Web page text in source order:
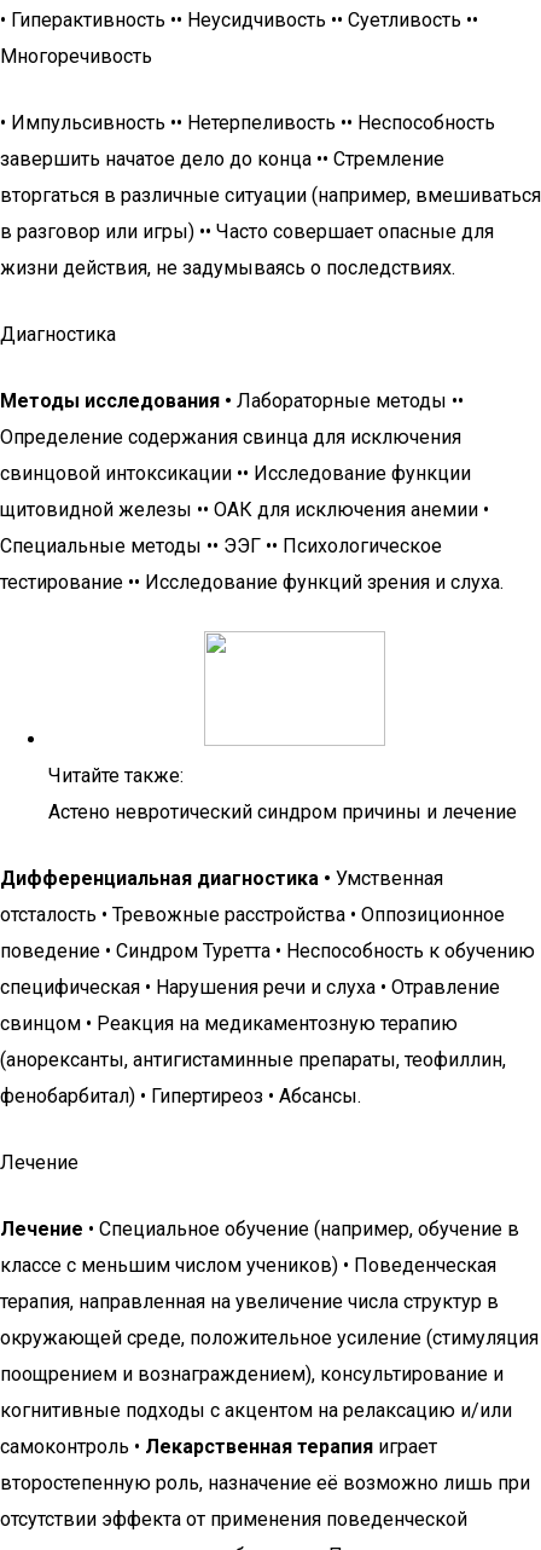
• Гиперактивность •• Неусидчивость •• Суетливость ••
Многоречивость
• Импульсивность •• Нетерпеливость •• Неспособность
завершить начатое дело до конца •• Стремление
вторгаться в различные ситуации (например, вмешиваться
в разговор или игры) •• Часто совершает опасные для
жизни действия, не задумываясь о последствиях.
Диагностика
Методы исследования • Лабораторные методы ••
Определение содержания свинца для исключения
свинцовой интоксикации •• Исследование функции
щитовидной железы •• ОАК для исключения анемии •
Специальные методы •• ЭЭГ •• Психологическое
тестирование •• Исследование функций зрения и слуха.
Читайте также:
Астено невротический синдром причины и лечение
Дифференциальная диагностика • Умственная
отсталость • Тревожные расстройства • Оппозиционное
поведение • Синдром Туретта • Неспособность к обучению
специфическая • Нарушения речи и слуха • Отравление
свинцом • Реакция на медикаментозную терапию
(анорексанты, антигистаминные препараты, теофиллин,
фенобарбитал) • Гипертиреоз • Абсансы.
Лечение
Лечение • Специальное обучение (например, обучение в
классе с меньшим числом учеников) • Поведенческая
терапия, направленная на увеличение числа структур в
окружающей среде, положительное усиление (стимуляция
поощрением и вознаграждением), консультирование и
когнитивные подходы с акцентом на релаксацию и/или
самоконтроль • Лекарственная терапия играет
второстепенную роль, назначение её возможно лишь при
отсутствии эффекта от применения поведенческой